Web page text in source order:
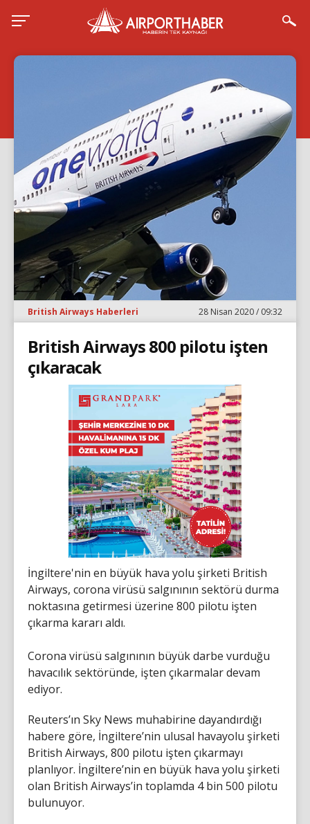
British Airways Haberleri 28 Nisan 2020 / 09:32
British Airways 800 pilotu işten
çıkaracak
İngiltere'nin en büyük hava yolu şirketi British
Airways, corona virüsü salgınının sektörü durma
noktasına getirmesi üzerine 800 pilotu işten
çıkarma kararı aldı.
Corona virüsü salgınının büyük darbe vurduğu
havacılık sektöründe, işten çıkarmalar devam
ediyor.
Reuters’ın Sky News muhabirine dayandırdığı
habere göre, İngiltere’nin ulusal havayolu şirketi
British Airways, 800 pilotu işten çıkarmayı
planlıyor. İngiltere’nin en büyük hava yolu şirketi
olan British Airways’in toplamda 4 bin 500 pilotu
bulunuyor.